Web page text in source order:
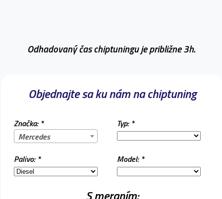
Odhadovaný čas chiptuningu je približne 3h.
Objednajte sa ku nám na chiptuning
Značka: *
Mercedes
Typ: *
Palivo: * Model: *